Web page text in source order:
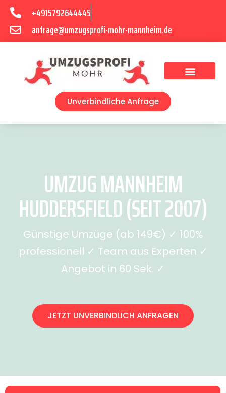
+4915792644445
anfrage@umzugsprofi-mohr-mannheim.de
Unverbindliche Anfrage
UMZUG MANNHEIM
HUDDERSFIELD (SEIT 2007)
Günstige Umzüge (ab 149€) ✓ 100%
professionell ✓ Team aus Experten ✓
Angebot in 60 Sek. ✓
JETZT UNVERBINDLICH ANFRAGEN